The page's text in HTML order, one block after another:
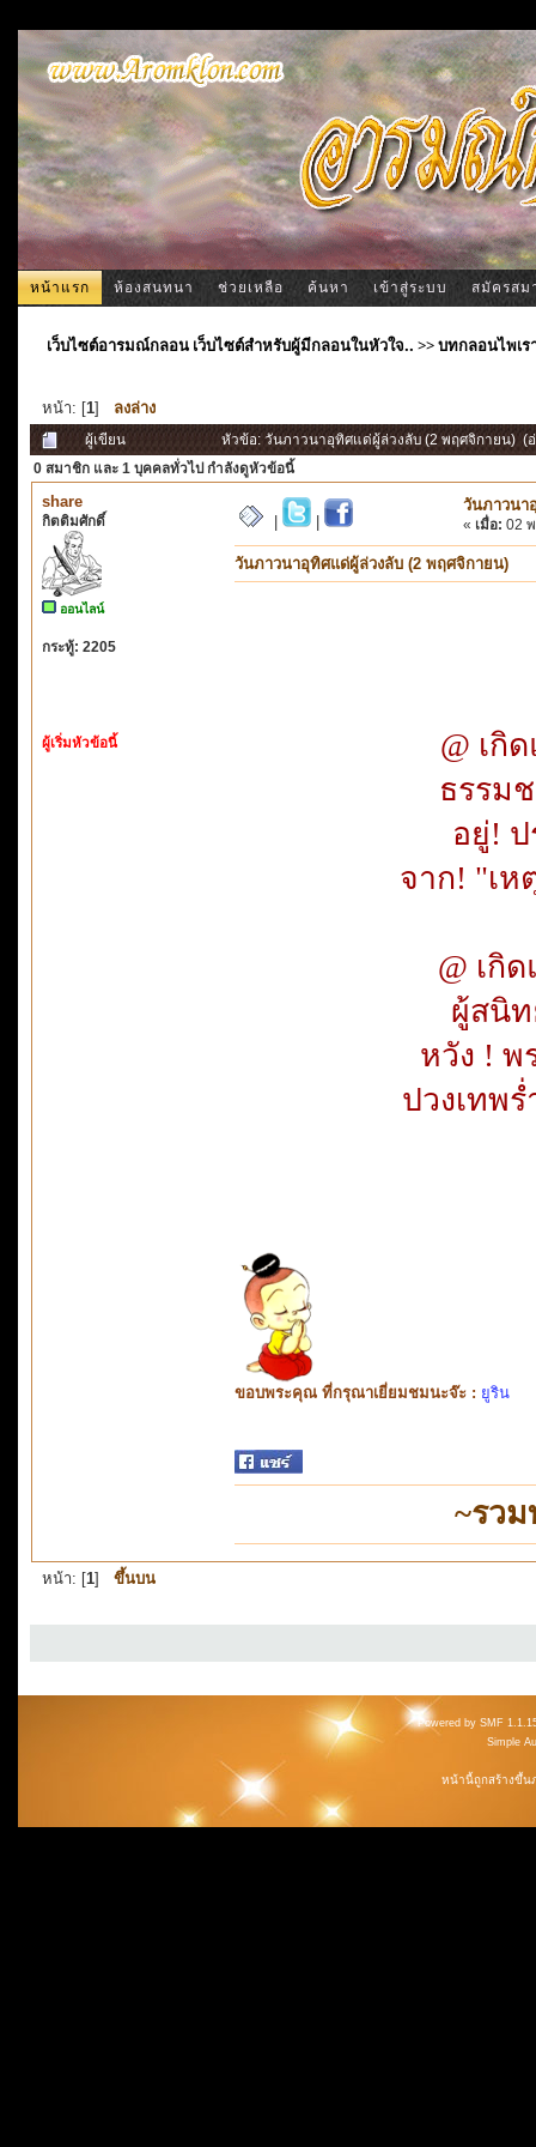
หน้าแรก ห้องสนทนา ช่วยเหลือ ค้นหา เข้าสู่ระบบ สมัครสม
เว็บไซต์อารมณ์กลอน เว็บไซต์สำหรับผู้มีกลอนในหัวใจ.. >>บทกลอนไพเร
หน้า: [1] ลงล่าง
ผู้เขียน
หัวข้อ: วันภาวนาอุทิศแด่ผู้ล่วงลับ (2 พฤศจิกายน) (
0 สมาชิก และ 1 บุคคลทั่วไป กำลังดูหัวข้อนี้
share
กิตติมศักดิ์
ออนไลน์
กระทู้: 2205
ผู้เริ่มหัวข้อนี้
วันภาวนา
« เมื่อ: 02
วันภาวนาอุทิศแด่ผู้ล่วงลับ (2 พฤศจิกายน)
@ เกิ
ธรรม
อยู่!
จาก! "เ
@ เกิ
ผู้สนิท
หวัง ! พ
ปวงเทพ
ขอบพระคุณ ที่กรุณาเยี่ยมชมนะจ๊ะ : ยูริน
~รว
หน้า: [1] ขึ้นบน
Powered by SMF
Simple
หน้านี้ถูกสร้างขึ้น